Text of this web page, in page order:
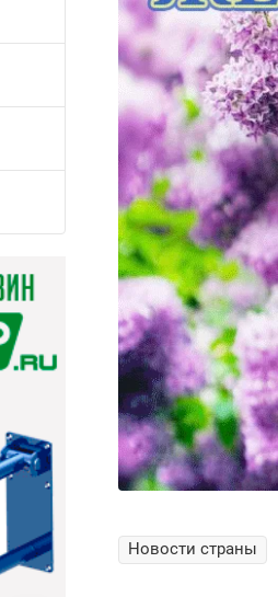
Новости страны